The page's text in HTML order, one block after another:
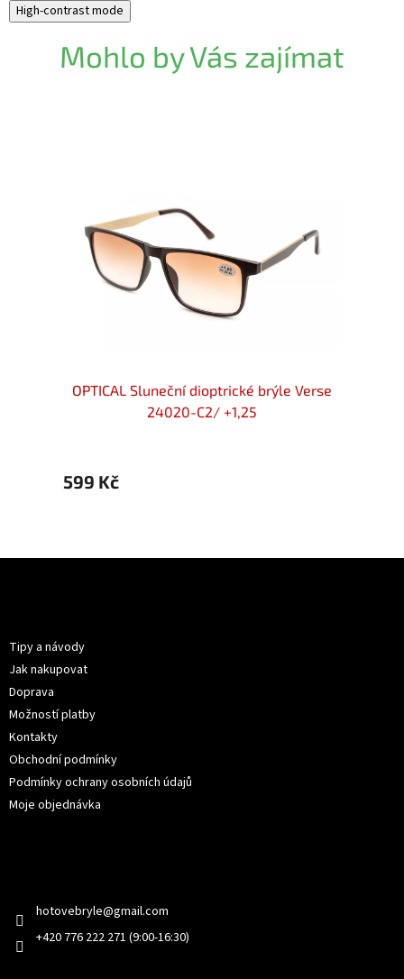
High-contrast mode
Mohlo by Vás zajímat
OPTICAL Sluneční dioptrické brýle Verse
24020-C2/ +1,25
599 Kč
Tipy a návody
Jak nakupovat
Doprava
Možností platby
Kontakty
Obchodní podmínky
Podmínky ochrany osobních údajů
Moje objednávka
hotovebryle@gmail.com
+420 776 222 271 (9:00-16:30)